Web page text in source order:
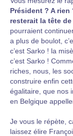
Président ? A rien
resterait la tête
pourraient
a plus de boulot,
c’est Sarko ! la
c’est Sarko !
riches, nous, les
construire enfin
égalitaire, que nos
en Belgique
Je vous le répète,
laissez élire